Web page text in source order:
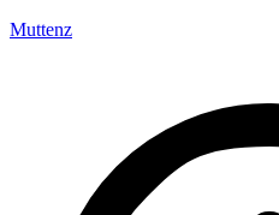
Muttenz